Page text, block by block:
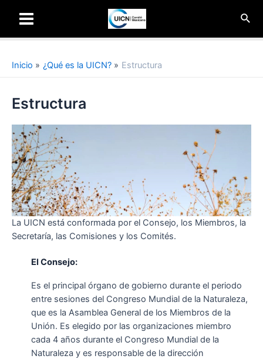
Main
Inicio ¿Qué es la UICN? Estructura
Estructura
La UICN está conformada por el Consejo, los Miembros, la
Secretaría, las Comisiones y los Comités.
El Consejo:
Es el principal órgano de gobierno durante el periodo
entre sesiones del Congreso Mundial de la Naturaleza,
que es la Asamblea General de los Miembros de la
Unión. Es elegido por las organizaciones miembro
cada 4 años durante el Congreso Mundial de la
Naturaleza y es responsable de la dirección